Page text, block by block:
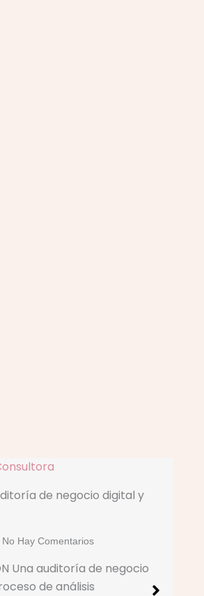
de negocio digital y
No Hay Comentarios
Una auditoría de negocio
de análisis